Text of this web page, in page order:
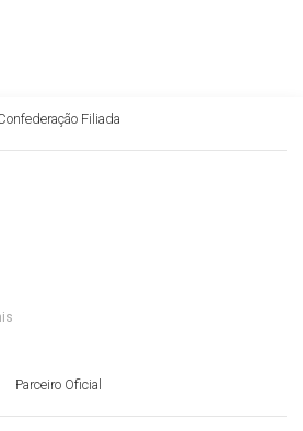
Filiada
Parceiro Oficial